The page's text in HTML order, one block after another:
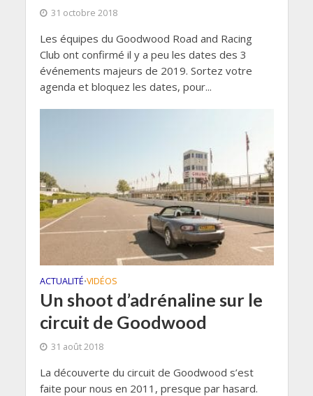
31 octobre 2018
Les équipes du Goodwood Road and Racing
Club ont confirmé il y a peu les dates des 3
événements majeurs de 2019. Sortez votre
agenda et bloquez les dates, pour...
ACTUALITÉ•VIDÉOS
Un shoot d’adrénaline sur le
circuit de Goodwood
31 août 2018
La découverte du circuit de Goodwood s’est
faite pour nous en 2011, presque par hasard.